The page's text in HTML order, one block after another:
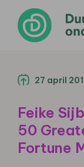
27 april
Feike
50
Fortune